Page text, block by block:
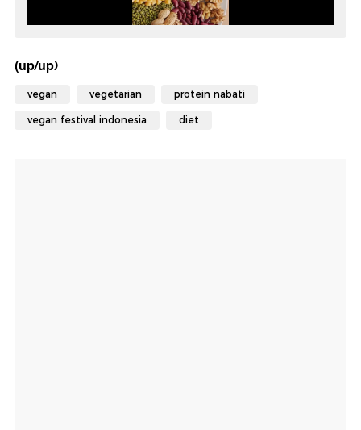
(up/up)
vegan vegetarian protein nabati
vegan festival indonesia diet